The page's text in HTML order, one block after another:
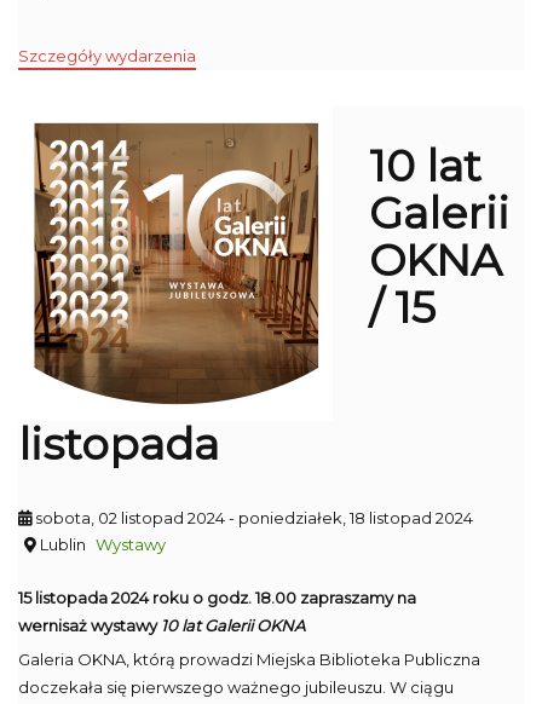
Szczegóły wydarzenia
10 lat
Galerii
OKNA
/ 15
listopada
sobota, 02 listopad 2024- poniedziałek, 18 listopad 2024
Lublin Wystawy
15 listopada 2024 roku o godz. 18.00 zapraszamy na
wernisaż wystawy 10 lat Galerii OKNA
Galeria OKNA, którą prowadzi Miejska Biblioteka Publiczna
doczekała się pierwszego ważnego jubileuszu. W ciągu